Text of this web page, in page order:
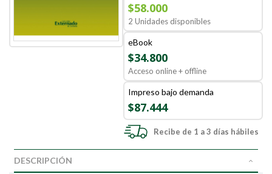
$58.000
2 Unidades disponibles
eBook
$34.800
Acceso online + offline
Impreso bajo demanda
$87.444
Recibe de 1 a 3 días hábiles
DESCRIPCIÓN